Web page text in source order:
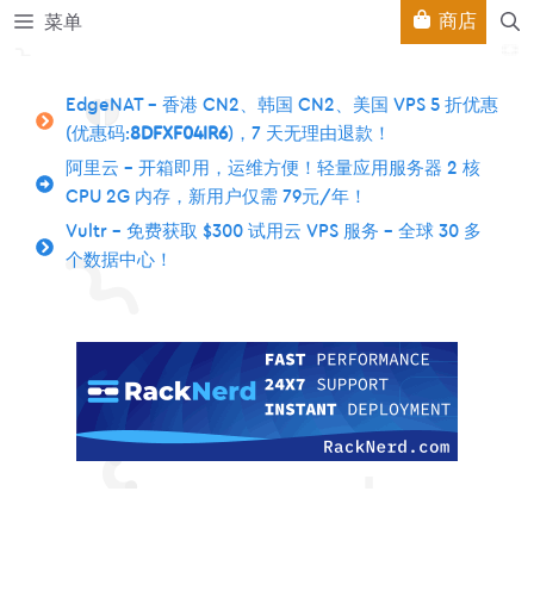
跳
菜单 商店
EdgeNAT – 香港 CN2、韩国 CN2、美国 VPS 5 折优惠
(优惠码:8DFXF04IR6)，7 天无理由退款！
阿里云 – 开箱即用，运维方便！轻量应用服务器 2 核
CPU 2G 内存，新用户仅需 79元/年！
Vultr – 免费获取 $300 试用云 VPS 服务 – 全球 30 多
个数据中心！